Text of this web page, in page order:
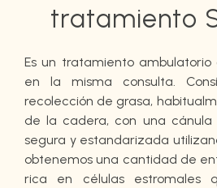
tratamiento
Es un tratamiento
en la misma consulta.
recolección de grasa,
de la cadera, con una cánula
segura y estandarizada
obtenemos una cantidad de
rica en células estromales